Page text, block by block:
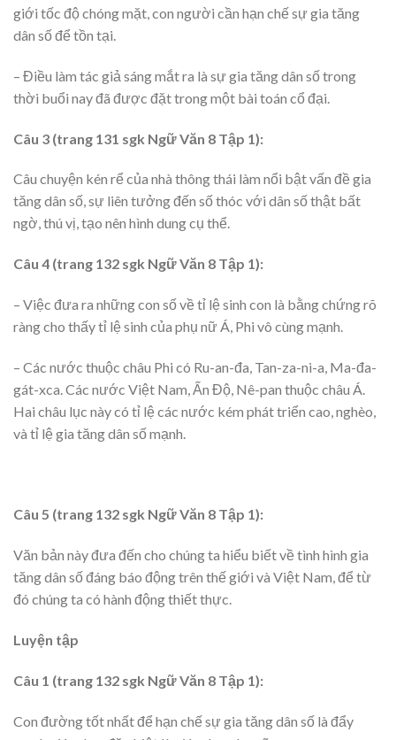
giới tốc độ chóng mặt, con người cần hạn chế sự gia tăng
dân số để tồn tại.
– Điều làm tác giả sáng mắt ra là sự gia tăng dân số trong
thời buổi nay đã được đặt trong một bài toán cổ đại.
Câu 3 (trang 131 sgk Ngữ Văn 8 Tập 1):
Câu chuyện kén rể của nhà thông thái làm nổi bật vấn đề gia
tăng dân số, sự liên tưởng đến số thóc với dân số thật bất
ngờ, thú vị, tạo nên hình dung cụ thể.
Câu 4 (trang 132 sgk Ngữ Văn 8 Tập 1):
– Việc đưa ra những con số về tỉ lệ sinh con là bằng chứng rõ
ràng cho thấy tỉ lệ sinh của phụ nữ Á, Phi vô cùng mạnh.
– Các nước thuộc châu Phi có Ru-an-đa, Tan-za-ni-a, Ma-đa-
gát-xca. Các nước Việt Nam, Ấn Độ, Nê-pan thuộc châu Á.
Hai châu lục này có tỉ lệ các nước kém phát triển cao, nghèo,
và tỉ lệ gia tăng dân số mạnh.
Câu 5 (trang 132 sgk Ngữ Văn 8 Tập 1):
Văn bản này đưa đến cho chúng ta hiểu biết về tình hình gia
tăng dân số đáng báo động trên thế giới và Việt Nam, để từ
đó chúng ta có hành động thiết thực.
Luyện tập
Câu 1 (trang 132 sgk Ngữ Văn 8 Tập 1):
Con đường tốt nhất để hạn chế sự gia tăng dân số là đẩy